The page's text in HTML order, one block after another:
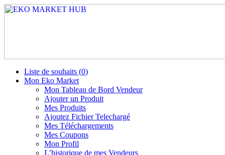
Liste de souhaits (0)
Mon Eko Market
Mon Tableau de Bord Vendeur
Ajouter un Produit
Mes Produits
Ajoutez Fichier Telechargé
Mes Téléchargements
Mes Coupons
Mon Profil
L’historique de mes Vendeurs